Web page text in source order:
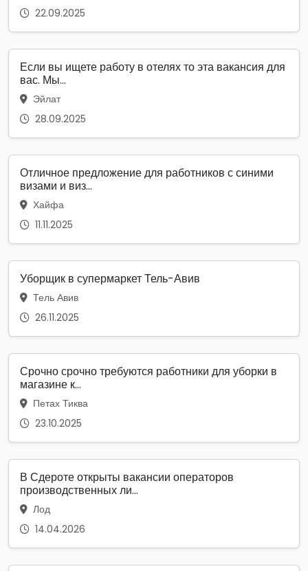
22.09.2025
Если вы ищете работу в отелях то эта вакансия для
вас. Мы...
Эйлат
28.09.2025
Отличное предложение для работников с синими
визами и виз...
Хайфа
11.11.2025
Уборщик в супермаркет Тель-Авив
Тель Авив
26.11.2025
Срочно срочно требуются работники для уборки в
магазине к...
Петах Тиква
23.10.2025
В Сдероте открыты вакансии операторов
производственных ли...
Лод
14.04.2026